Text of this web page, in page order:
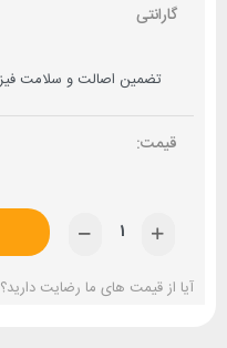
گارانتی
آیا از قیمت های ما رضایت دارید؟